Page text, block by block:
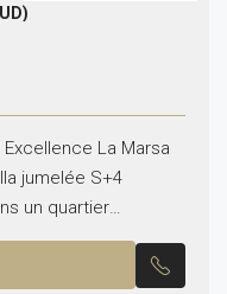
La Marsa
jumelée S+4
un quartier
se compose de...